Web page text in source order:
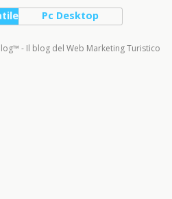
Pc Desktop
- Il blog del Web Marketing Turistico